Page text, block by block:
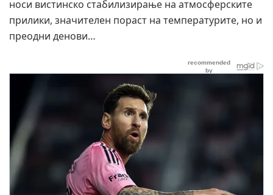
носи вистинско стабилизирање на атмосферските
прилики, значителен пораст на температурите, но и
преодни денови…